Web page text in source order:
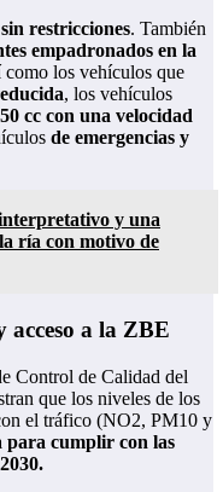
restricciones. También
empadronados en la
como los vehículos que
, los vehículos
cc con una velocidad
de emergencias y
y una
ría con motivo de
acceso a la ZBE
Control de Calidad del
que los niveles de los
el tráfico (NO2, PM10 y
para cumplir con las